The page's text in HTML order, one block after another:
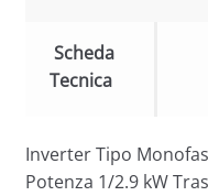
Scheda
Tecnica
Inverter Tipo
Potenza 1/2.9 kW